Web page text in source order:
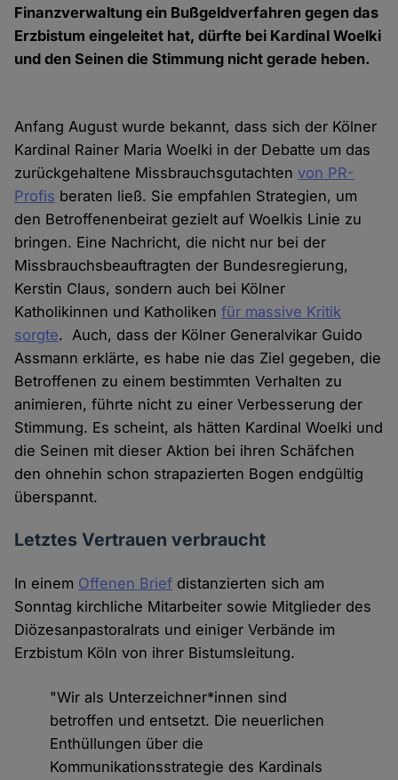
Finanzverwaltung ein Bußgeldverfahren gegen das
Erzbistum eingeleitet hat, dürfte bei Kardinal Woelki
und den Seinen die Stimmung nicht gerade heben.
Anfang August wurde bekannt, dass sich der Kölner
Kardinal Rainer Maria Woelki in der Debatte um das
zurückgehaltene Missbrauchsgutachtenvon PR-
Profis beraten ließ. Sie empfahlen Strategien, um
den Betroffenenbeirat gezielt auf Woelkis Linie zu
bringen. Eine Nachricht, die nicht nur bei der
Missbrauchsbeauftragten der Bundesregierung,
Kerstin Claus, sondern auch bei Kölner
Katholikinnen und Katholikenfür massive Kritik
sorgte. Auch, dass der Kölner Generalvikar Guido
Assmann erklärte, es habe nie das Ziel gegeben, die
Betroffenen zu einem bestimmten Verhalten zu
animieren, führte nicht zu einer Verbesserung der
Stimmung. Es scheint, als hätten Kardinal Woelki und
die Seinen mit dieser Aktion bei ihren Schäfchen
den ohnehin schon strapazierten Bogen endgültig
überspannt.
Letztes Vertrauen verbraucht
In einem Offenen Brief distanzierten sich am
Sonntag kirchliche Mitarbeiter sowie Mitglieder des
Diözesanpastoralrats und einiger Verbände im
Erzbistum Köln von ihrer Bistumsleitung.
"Wir als Unterzeichner*innen sind
betroffen und entsetzt. Die neuerlichen
Enthüllungen über die
Kommunikationsstrategie des Kardinals